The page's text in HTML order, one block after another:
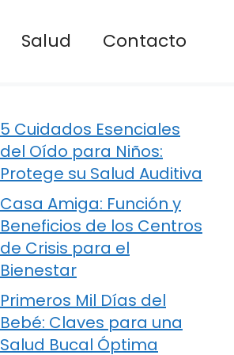
Salud Contacto
5 Cuidados Esenciales
del Oído para Niños:
Protege su Salud Auditiva
Casa Amiga: Función y
Beneficios de los Centros
de Crisis para el
Bienestar
Primeros Mil Días del
Bebé: Claves para una
Salud Bucal Óptima